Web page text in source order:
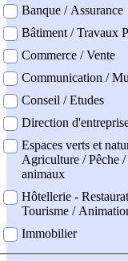
Banque / Assurance
Bâtiment / Travaux
Commerce / Vente
Communication /
Conseil / Etudes
Direction
Espaces verts et
Agriculture / Pêche
animaux
Hôtellerie -
Tourisme /
Immobilier